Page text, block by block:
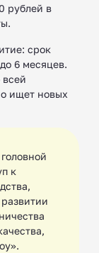
рублей в
срок
6 месяцев.
ищет новых
к